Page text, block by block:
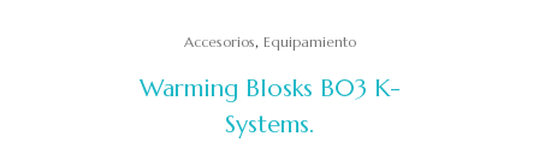
Accesorios, Equipamiento
Warming Blosks B03 K-
Systems.